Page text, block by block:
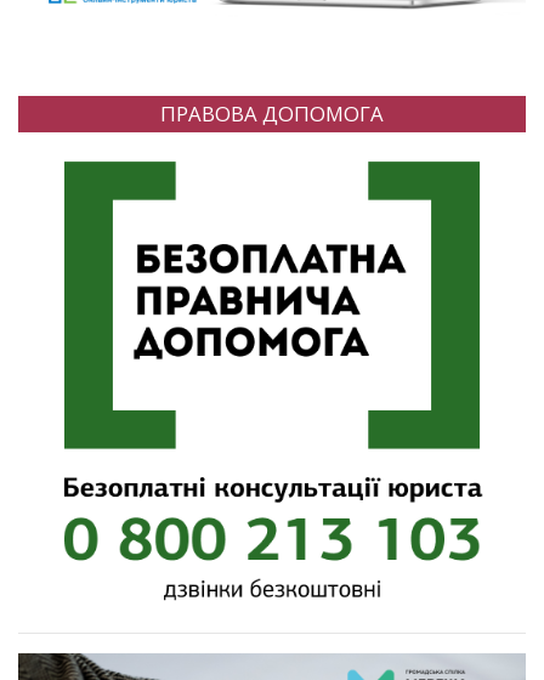
ПРАВОВА ДОПОМОГА